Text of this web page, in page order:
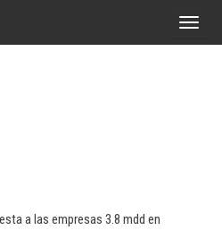
A
a las empresas 3.8 mdd en